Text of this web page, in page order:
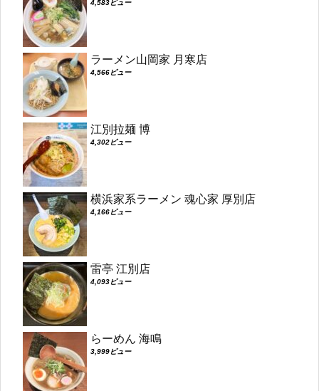
4,583ビュー
ラーメン山岡家 月寒店
4,566ビュー
江別拉麺 博
4,302ビュー
横浜家系ラーメン 魂心家 厚別店
4,166ビュー
雷亭 江別店
4,093ビュー
らーめん 海鳴
3,999ビュー